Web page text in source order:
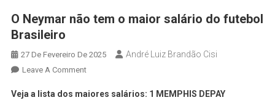
O Neymar não tem o maior salário do futebol
Brasileiro
27 De Fevereiro De 2025 André Luiz Brandão Cisi
Leave A Comment
Veja a lista dos maiores salários: 1 MEMPHIS DEPAY